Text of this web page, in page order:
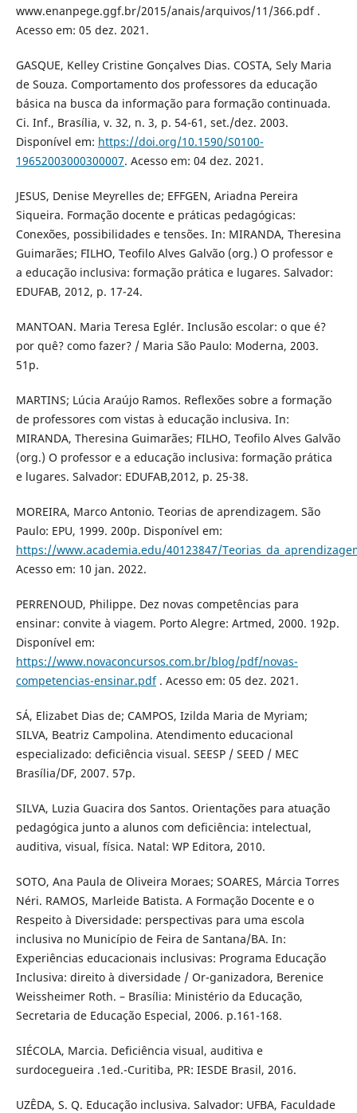
www.enanpege.ggf.br/2015/anais/arquivos/11/366.pdf .
Acesso em: 05 dez. 2021.
GASQUE, Kelley Cristine Gonçalves Dias. COSTA, Sely Maria
de Souza. Comportamento dos professores da educação
básica na busca da informação para formação continuada.
Ci. Inf., Brasília, v. 32, n. 3, p. 54-61, set./dez. 2003.
Disponível em: https://doi.org/10.1590/S0100-
19652003000300007. Acesso em: 04 dez. 2021.
JESUS, Denise Meyrelles de; EFFGEN, Ariadna Pereira
Siqueira. Formação docente e práticas pedagógicas:
Conexões, possibilidades e tensões. In: MIRANDA, Theresina
Guimarães; FILHO, Teofilo Alves Galvão (org.) O professor e
a educação inclusiva: formação prática e lugares. Salvador:
EDUFAB, 2012, p. 17-24.
MANTOAN. Maria Teresa Eglér. Inclusão escolar: o que é?
por quê? como fazer? / Maria São Paulo: Moderna, 2003.
51p.
MARTINS; Lúcia Araújo Ramos. Reflexões sobre a formação
de professores com vistas à educação inclusiva. In:
MIRANDA, Theresina Guimarães; FILHO, Teofilo Alves Galvão
(org.) O professor e a educação inclusiva: formação prática
e lugares. Salvador: EDUFAB,2012, p. 25-38.
MOREIRA, Marco Antonio. Teorias de aprendizagem. São
Paulo: EPU, 1999. 200p. Disponível em:
https://www.academia.edu/40123847/
Acesso em: 10 jan. 2022.
PERRENOUD, Philippe. Dez novas competências para
ensinar: convite à viagem. Porto Alegre: Artmed, 2000. 192p.
Disponível em:
https://www.novaconcursos.com.br/blog/pdf/novas-
competencias-ensinar.pdf. Acesso em: 05 dez. 2021.
SÁ, Elizabet Dias de; CAMPOS, Izilda Maria de Myriam;
SILVA, Beatriz Campolina. Atendimento educacional
especializado: deficiência visual. SEESP / SEED / MEC
Brasília/DF, 2007. 57p.
SILVA, Luzia Guacira dos Santos. Orientações para atuação
pedagógica junto a alunos com deficiência: intelectual,
auditiva, visual, física. Natal: WP Editora, 2010.
SOTO, Ana Paula de Oliveira Moraes; SOARES, Márcia Torres
Néri. RAMOS, Marleide Batista. A Formação Docente e o
Respeito à Diversidade: perspectivas para uma escola
inclusiva no Município de Feira de Santana/BA. In:
Experiências educacionais inclusivas: Programa Educação
Inclusiva: direito à diversidade / Or-ganizadora, Berenice
Weissheimer Roth. – Brasília: Ministério da Educação,
Secretaria de Educação Especial, 2006. p.161-168.
SIÉCOLA, Marcia. Deficiência visual, auditiva e
surdocegueira .1ed.-Curitiba, PR: IESDE Brasil, 2016.
UZÊDA, S. Q. Educação inclusiva. Salvador: UFBA, Faculdade